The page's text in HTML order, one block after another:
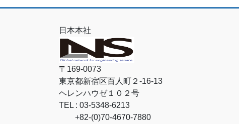
日本本社
〒169-0073
東京都新宿区百人町２-16-13
ヘレンハウゼ１０２号
TEL : 03-5348-6213
+82-(0)70-4670-7880